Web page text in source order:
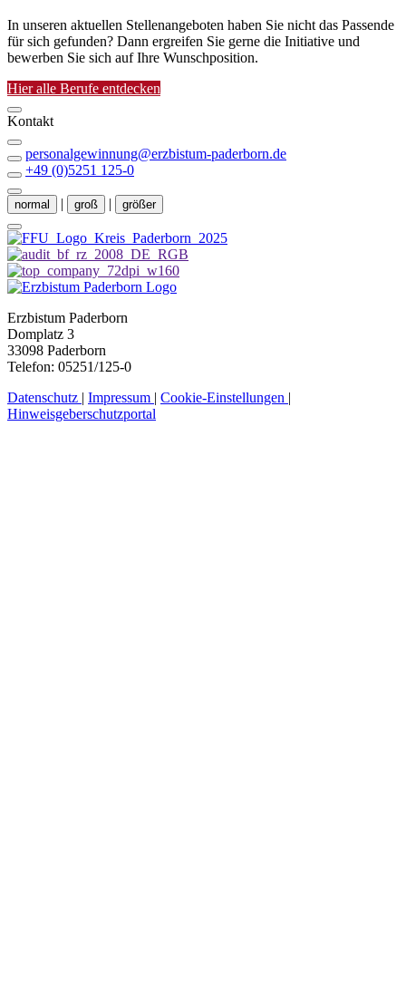
In unseren aktuellen Stellenangeboten haben Sie nicht das Passende
für sich gefunden? Dann ergreifen Sie gerne die Initiative und
bewerben Sie sich auf Ihre Wunschposition.
Hier alle Berufe entdecken
Kontakt
personalgewinnung@erzbistum-paderborn.de
+49 (0)5251 125-0
normal | groß | größer
Erzbistum Paderborn
Domplatz 3
33098 Paderborn
Telefon: 05251/125-0
Datenschutz | Impressum | Cookie-Einstellungen |
Hinweisgeberschutzportal